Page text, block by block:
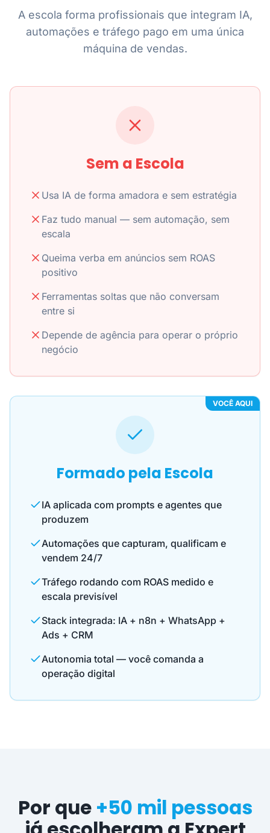
A escola forma profissionais que integram IA,
automações e tráfego pago em uma única
máquina de vendas.
Sem a Escola
Usa IA de forma amadora e sem estratégia
Faz tudo manual — sem automação, sem
escala
Queima verba em anúncios sem ROAS
positivo
Ferramentas soltas que não conversam
entre si
Depende de agência para operar o próprio
negócio
VOCÊ AQUI
Formado pela Escola
IA aplicada com prompts e agentes que
produzem
Automações que capturam, qualificam e
vendem 24/7
Tráfego rodando com ROAS medido e
escala previsível
Stack integrada: IA + n8n + WhatsApp +
Ads + CRM
Autonomia total — você comanda a
operação digital
Por que +50 mil pessoas